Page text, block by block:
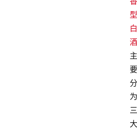
型
白
酒
主
要
分
为
三
大